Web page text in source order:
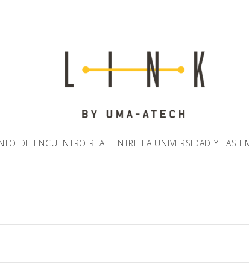
DE ENCUENTRO REAL ENTRE LA UNIVERSIDAD Y LAS